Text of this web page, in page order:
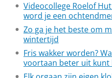
Videocollege Roelof
word je een
Zo ga je het beste om
wintertijd
Fris wakker worden?
voortaan beter uit kunt